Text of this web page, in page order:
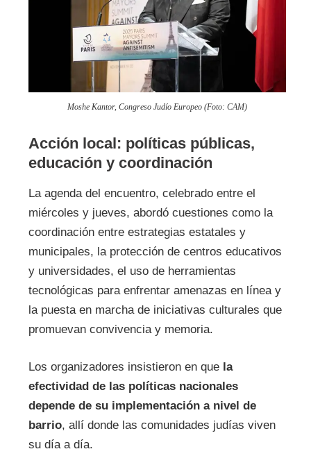
Moshe Kantor, Congreso Judío Europeo (Foto: CAM)
Acción local: políticas públicas,
educación y coordinación
La agenda del encuentro, celebrado entre el
miércoles y jueves, abordó cuestiones como la
coordinación entre estrategias estatales y
municipales, la protección de centros educativos
y universidades, el uso de herramientas
tecnológicas para enfrentar amenazas en línea y
la puesta en marcha de iniciativas culturales que
promuevan convivencia y memoria.
Los organizadores insistieron en que la
efectividad de las políticas nacionales
depende de su implementación a nivel de
barrio, allí donde las comunidades judías viven
su día a día.